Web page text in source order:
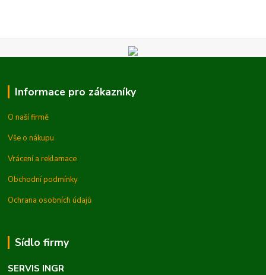
Informace pro zákazníky
O naší firmě
Vše o nákupu
Vrácení a reklamace
Obchodní podmínky
Ochrana osobních údajů
Sídlo firmy
SERVIS INGR